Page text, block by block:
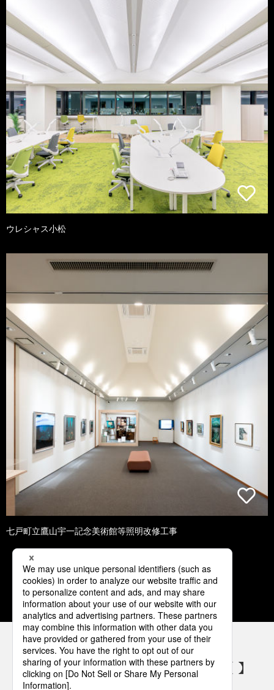
ウレシャス小松
七戸町立鷹山宇一記念美術館等照明改修工事
1 2 3 4 5
パナソニックの電気設備 SNSアカウント